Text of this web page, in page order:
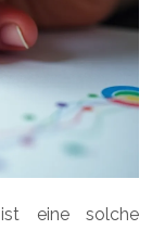
eine solche